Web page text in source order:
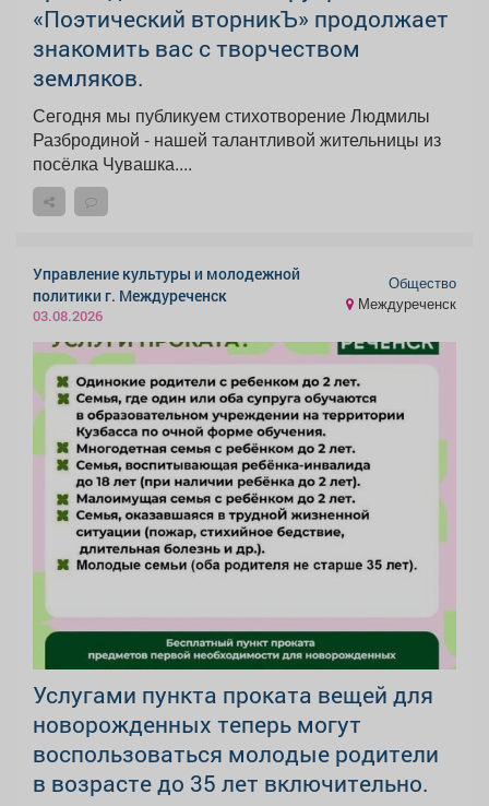
«Поэтический вторникЪ» продолжает
знакомить вас с творчеством
земляков.
Сегодня мы публикуем стихотворение Людмилы
Разбродиной - нашей талантливой жительницы из
посёлка Чувашка....
Управление культуры и молодежной
политики г. Междуреченск
03.08.2026
Общество
Междуреченск
Услугами пункта проката вещей для
новорожденных теперь могут
воспользоваться молодые родители
в возрасте до 35 лет включительно.